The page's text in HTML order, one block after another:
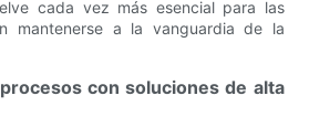
cada vez más esencial para las
mantenerse a la vanguardia de la
con soluciones de alta